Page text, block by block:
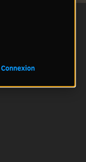
Connexion